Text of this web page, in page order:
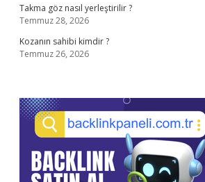
Takma göz nasıl yerleştirilir ?
Temmuz 28, 2026
Kozanın sahibi kimdir ?
Temmuz 26, 2026